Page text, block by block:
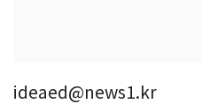
ideaed@news1.kr